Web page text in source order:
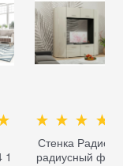
1
Стенка
радиусный